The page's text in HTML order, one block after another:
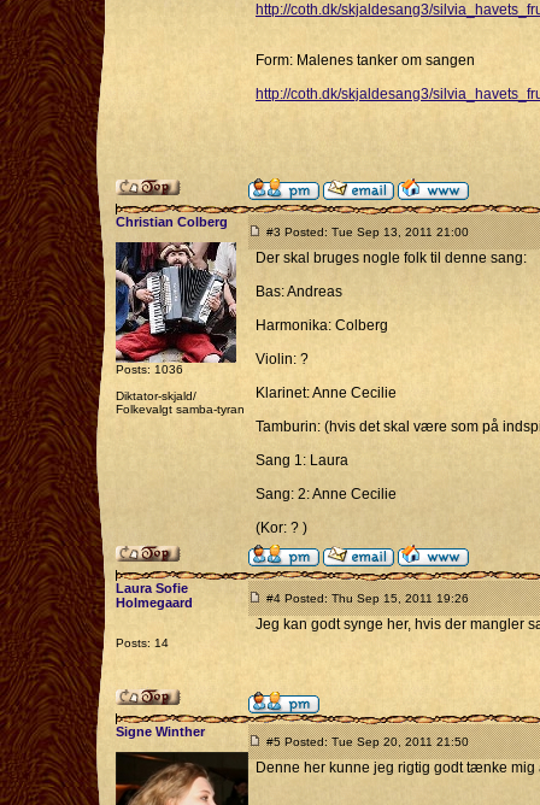
http://coth.dk/skjaldesang3/
Form: Malenes tanker om sangen
http://coth.dk/skjaldesang3/
Christian Colberg
Posts: 1036
Diktator-skjald/
Folkevalgt samba-tyran
#3 Posted: Tue Sep 13, 2011 21:00
Der skal bruges nogle folk til denne sang:
Bas: Andreas
Harmonika: Colberg
Violin: ?
Klarinet: Anne Cecilie
Tamburin: (hvis det skal være som på
Sang 1: Laura
Sang: 2: Anne Cecilie
(Kor: ? )
Laura Sofie
Holmegaard
Posts: 14
#4 Posted: Thu Sep 15, 2011 19:26
Jeg kan godt synge her, hvis der mangler
Signe Winther
#5 Posted: Tue Sep 20, 2011 21:50
Denne her kunne jeg rigtig godt tænke